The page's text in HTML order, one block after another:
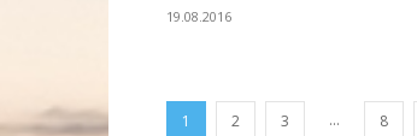
19.08.2016
1 2 3 ... 8